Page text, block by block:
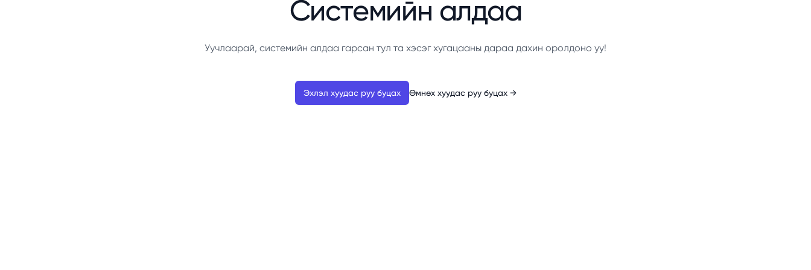
Системийн алдаа
Уучлаарай, системийн алдаа гарсан тул та хэсэг хугацааны дараа дахин оролдоно уу!
Эхлэл хуудас руу буцах Өмнөх хуудас руу буцах →